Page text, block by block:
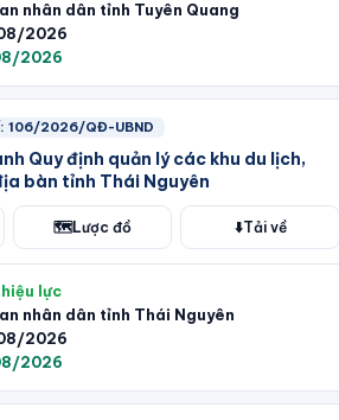
nhân dân tỉnh Tuyên Quang
2026
2026
106/2026/QĐ-UBND
Quy định quản lý các khu du lịch,
bàn tỉnh Thái Nguyên
🗺️Lược đồ ⬇️Tải về
lực
nhân dân tỉnh Thái Nguyên
2026
2026